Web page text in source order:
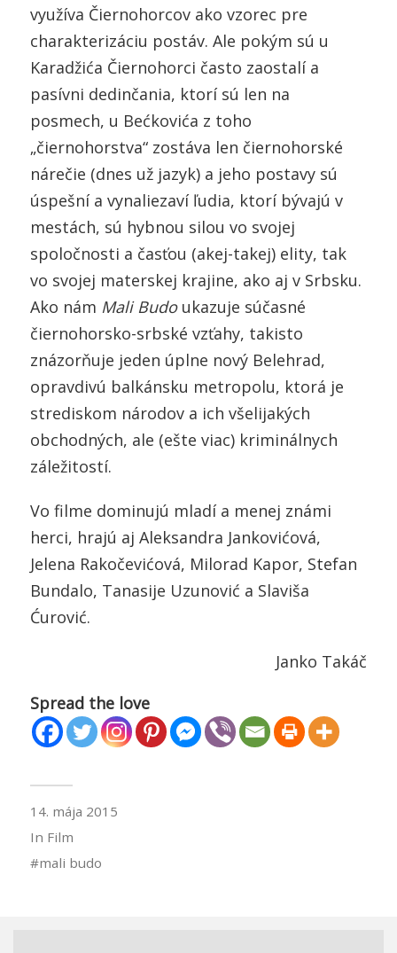
využíva Čiernohorcov ako vzorec pre
charakterizáciu postáv. Ale pokým sú u
Karadžića Čiernohorci často zaostalí a
pasívni dedinčania, ktorí sú len na
posmech, u Bećkovića z toho
„čiernohorstva“ zostáva len čiernohorské
nárečie (dnes už jazyk) a jeho postavy sú
úspešní a vynaliezaví ľudia, ktorí bývajú v
mestách, sú hybnou silou vo svojej
spoločnosti a časťou (akej-takej) elity, tak
vo svojej materskej krajine, ako aj v Srbsku.
Ako nám Mali Budoukazuje súčasné
čiernohorsko-srbské vzťahy, takisto
znázorňuje jeden úplne nový Belehrad,
opravdivú balkánsku metropolu, ktorá je
strediskom národov a ich všelijakých
obchodných, ale (ešte viac) kriminálnych
záležitostí.
Vo filme dominujú mladí a menej známi
herci, hrajú aj Aleksandra Jankovićová,
Jelena Rakočevićová, Milorad Kapor, Stefan
Bundalo, Tanasije Uzunović a Slaviša
Ćurović.
Janko Takáč
Spread the love
14. mája 2015
In Film
mali budo